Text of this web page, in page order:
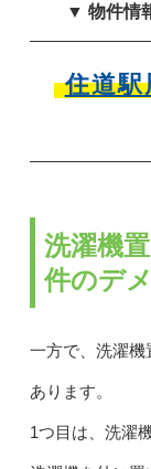
▼ 物件情
住道
洗濯機
件のデ
一方で、洗濯機
あります。
1つ目は、洗濯